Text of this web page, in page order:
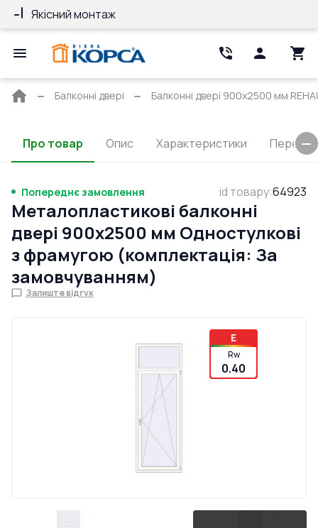
Якісний монтаж
Головна
Балконні двері Балконні двері 900x2500 мм
Про товар Опис Характеристики
Попереднє замовлення id товару:64923
Металопластикові балконні
двері 900x2500 мм Одностулкові
з фрамугою (комплектація: За
замовчуванням)
Залиште відгук
E
Rw
0.40